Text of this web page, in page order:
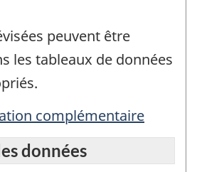
peuvent être
les tableaux de données
complémentaire
données